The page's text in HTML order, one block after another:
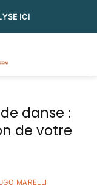
ICI
danse :
de votre
MARELLI